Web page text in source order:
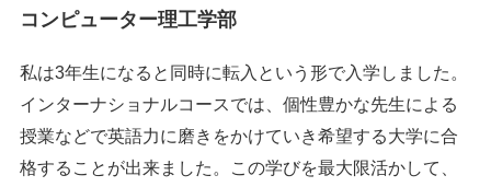
コンピューター理工学部
私は3年生になると同時に転入という形で入学しました。
インターナショナルコースでは、個性豊かな先生による
授業などで英語力に磨きをかけていき希望する大学に合
格することが出来ました。この学びを最大限活かして、